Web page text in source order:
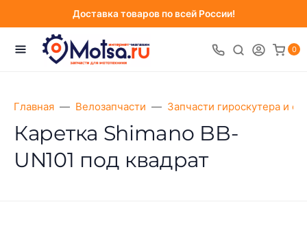
Доставка товаров по всей России!
0
Главная Велозапчасти Запчасти гироскутера и
Каретка Shimano BB-
UN101 под квадрат